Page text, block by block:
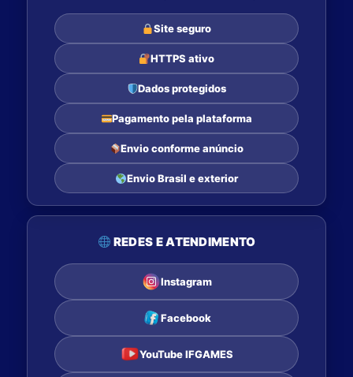
Site seguro
HTTPS ativo
Dados protegidos
Pagamento pela plataforma
Envio conforme anúncio
Envio Brasil e exterior
REDES E ATENDIMENTO
Instagram
Facebook
YouTube IFGAMES